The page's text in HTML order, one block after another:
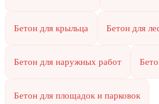
Бетон для крыльца Бетон для
Бетон для наружных работ
Бетон для площадок и парковок